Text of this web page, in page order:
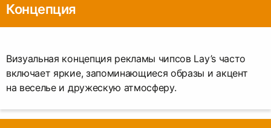
Концепция
Визуальная концепция рекламы чипсов Lay’s часто
включает яркие, запоминающиеся образы и акцент
на веселье и дружескую атмосферу.